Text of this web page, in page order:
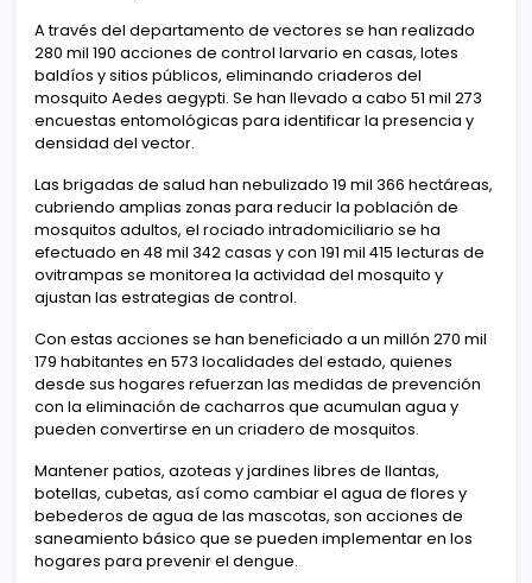
A través del departamento de vectores se han realizado
280 mil 190 acciones de control larvario en casas, lotes
baldíos y sitios públicos, eliminando criaderos del
mosquito Aedes aegypti. Se han llevado a cabo 51 mil 273
encuestas entomológicas para identificar la presencia y
densidad del vector.
Las brigadas de salud han nebulizado 19 mil 366 hectáreas,
cubriendo amplias zonas para reducir la población de
mosquitos adultos, el rociado intradomiciliario se ha
efectuado en 48 mil 342 casas y con 191 mil 415 lecturas de
ovitrampas se monitorea la actividad del mosquito y
ajustan las estrategias de control.
Con estas acciones se han beneficiado a un millón 270 mil
179 habitantes en 573 localidades del estado, quienes
desde sus hogares refuerzan las medidas de prevención
con la eliminación de cacharros que acumulan agua y
pueden convertirse en un criadero de mosquitos.
Mantener patios, azoteas y jardines libres de llantas,
botellas, cubetas, así como cambiar el agua de flores y
bebederos de agua de las mascotas, son acciones de
saneamiento básico que se pueden implementar en los
hogares para prevenir el dengue.